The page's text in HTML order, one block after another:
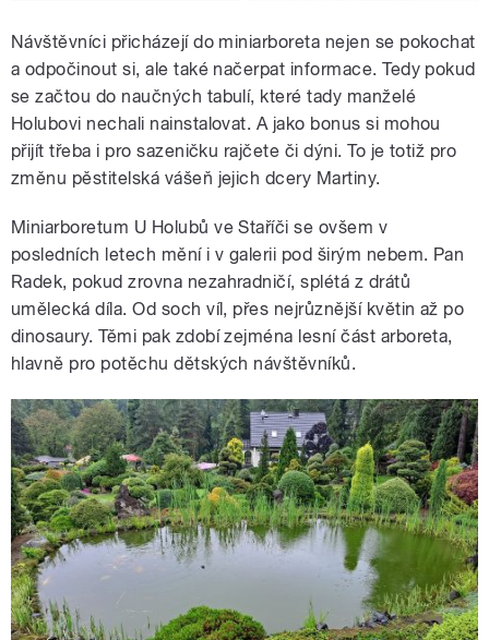
Návštěvníci přicházejí do miniarboreta nejen se pokochat
a odpočinout si, ale také načerpat informace. Tedy pokud
se začtou do naučných tabulí, které tady manželé
Holubovi nechali nainstalovat. A jako bonus si mohou
přijít třeba i pro sazeničku rajčete či dýni. To je totiž pro
změnu pěstitelská vášeň jejich dcery Martiny.
Miniarboretum U Holubů ve Staříči se ovšem v
posledních letech mění i v galerii pod širým nebem. Pan
Radek, pokud zrovna nezahradničí, splétá z drátů
umělecká díla. Od soch víl, přes nejrůznější květin až po
dinosaury. Těmi pak zdobí zejména lesní část arboreta,
hlavně pro potěchu dětských návštěvníků.